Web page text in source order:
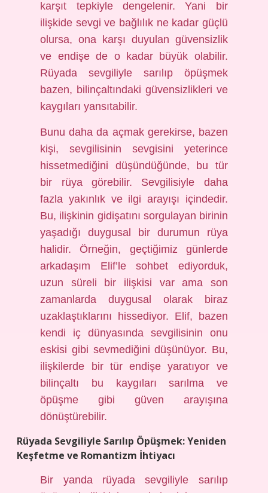
karşıt tepkiyle dengelenir. Yani bir
ilişkide sevgi ve bağlılık ne kadar güçlü
olursa, ona karşı duyulan güvensizlik
ve endişe de o kadar büyük olabilir.
Rüyada sevgiliyle sarılıp öpüşmek
bazen, bilinçaltındaki güvensizlikleri ve
kaygıları yansıtabilir.
Bunu daha da açmak gerekirse, bazen
kişi, sevgilisinin sevgisini yeterince
hissetmediğini düşündüğünde, bu tür
bir rüya görebilir. Sevgilisiyle daha
fazla yakınlık ve ilgi arayışı içindedir.
Bu, ilişkinin gidişatını sorgulayan birinin
yaşadığı duygusal bir durumun rüya
halidir. Örneğin, geçtiğimiz günlerde
arkadaşım Elif’le sohbet ediyorduk,
uzun süreli bir ilişkisi var ama son
zamanlarda duygusal olarak biraz
uzaklaştıklarını hissediyor. Elif, bazen
kendi iç dünyasında sevgilisinin onu
eskisi gibi sevmediğini düşünüyor. Bu,
ilişkilerde bir tür endişe yaratıyor ve
bilinçaltı bu kaygıları sarılma ve
öpüşme gibi güven arayışına
dönüştürebilir.
Rüyada Sevgiliyle Sarılıp Öpüşmek: Yeniden
Keşfetme ve Romantizm İhtiyacı
Bir yanda rüyada sevgiliyle sarılıp